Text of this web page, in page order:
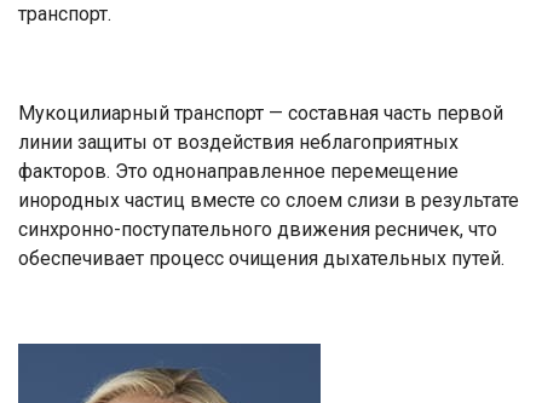
транспорт.
Мукоцилиарный транспорт — составная часть первой
линии защиты от воздействия неблагоприятных
факторов. Это однонаправленное перемещение
инородных частиц вместе со слоем слизи в результате
синхронно-поступательного движения ресничек, что
обеспечивает процесс очищения дыхательных путей.